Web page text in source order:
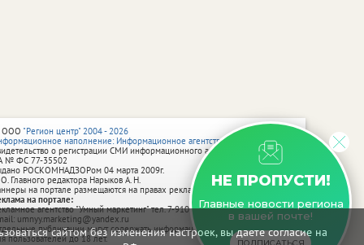
сайтом без изменения настроек, вы даете согласие на
НЕ ПРОПУСТИ!
Главные новости региона
в вашей почте!
"Регион центр" 2004 - 2026
наполнение: Информационное агентство vRossii.ru
о регистрации СМИ информационного агентства vRossii.ru
№ ФС 77‑35502
РОСКОМНАДЗОРом 04 марта 2009г.
Главного редактора Нарыков А. Н.
на портале размещаются на правах рекламы.
на портале:
агентство "Умный маркетинг" тел. 7-910-267-70-40,
umnyy.marketing@yandex.ru
публикации могут содержать информацию, не предназначенную
пользователей до 18 лет.